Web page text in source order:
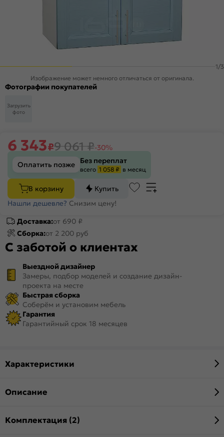
1/3
Изображение может немного отличаться от оригинала.
Фотографии покупателей
Загрузить
фото
6 343₽9 061₽-30%
Оплатить позже
Без переплат
всего 1 058 ₽ в месяц
В корзину
Купить
Нашли дешевле? Снизим цену!
Доставка:от 690 ₽
Сборка:от 2 200 руб
С заботой о клиентах
Выездной дизайнер
Замеры, подбор моделей и создание дизайн-
проекта на месте
Быстрая сборка
Соберём и установим мебель
Гарантия
Гарантийный срок 18 месяцев
Характеристики
Описание
Комплектация (2)